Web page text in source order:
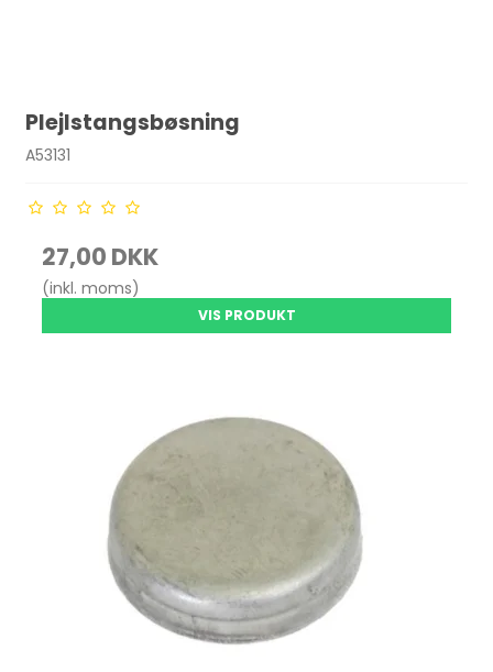
Plejlstangsbøsning
A53131
27,00 DKK
(inkl. moms)
VIS PRODUKT